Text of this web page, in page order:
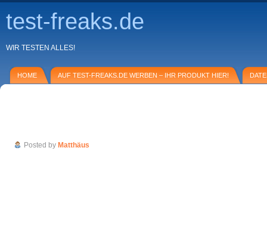
test-freaks.de
WIR TESTEN ALLES!
HOME AUF TEST-FREAKS.DE WERBEN – IHR PRODUKT HIER!
Posted by Matthäus